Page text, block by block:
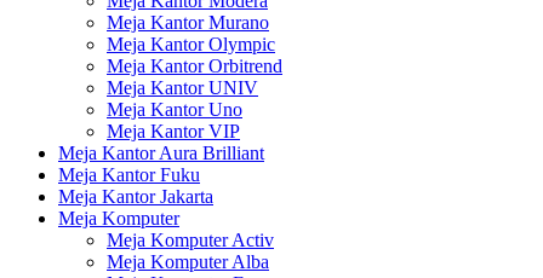
Meja Kantor Murano
Meja Kantor Olympic
Meja Kantor Orbitrend
Meja Kantor UNIV
Meja Kantor Uno
Meja Kantor VIP
Meja Kantor Aura Brilliant
Meja Kantor Fuku
Meja Kantor Jakarta
Meja Komputer
Meja Komputer Activ
Meja Komputer Alba